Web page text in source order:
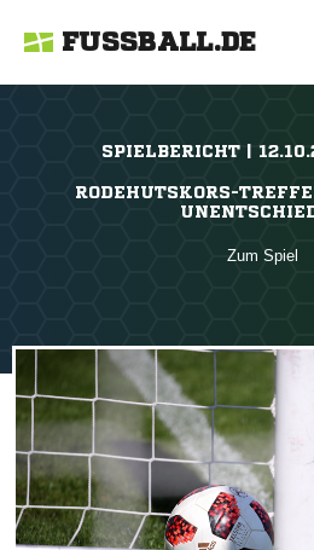
FUSSBALL.DE
SPIELBERICHT |
RODEHUTSKORS-
Zum Spiel